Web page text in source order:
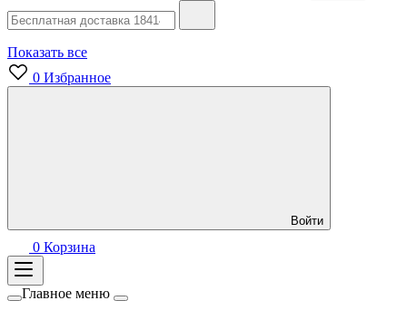
Показать все
0 Избранное
Войти
0 Корзина
Главное меню